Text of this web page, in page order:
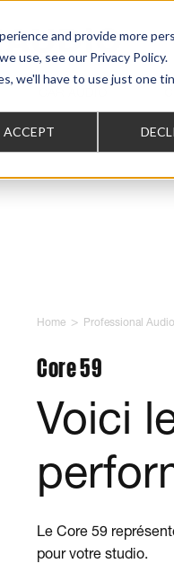
and provide more
use, see our Privacy Policy.
we'll have to use just one
ACCEPT
Home > Professional Audio
Core 59
Voici
Le Core 59
pour votre studio.